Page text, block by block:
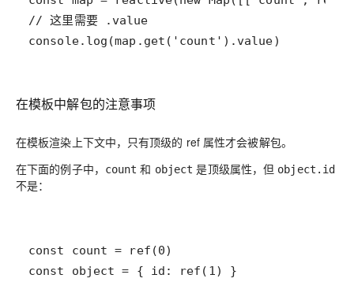
console.log(map.get('count').value)
在模板中解包的注意事项
在模板渲染上下文中，只有顶级的 ref 属性才会被解包。
在下面的例子中，
count 和 object 是顶级属性，但 object.id
不是：
const object = { id: ref(1) }